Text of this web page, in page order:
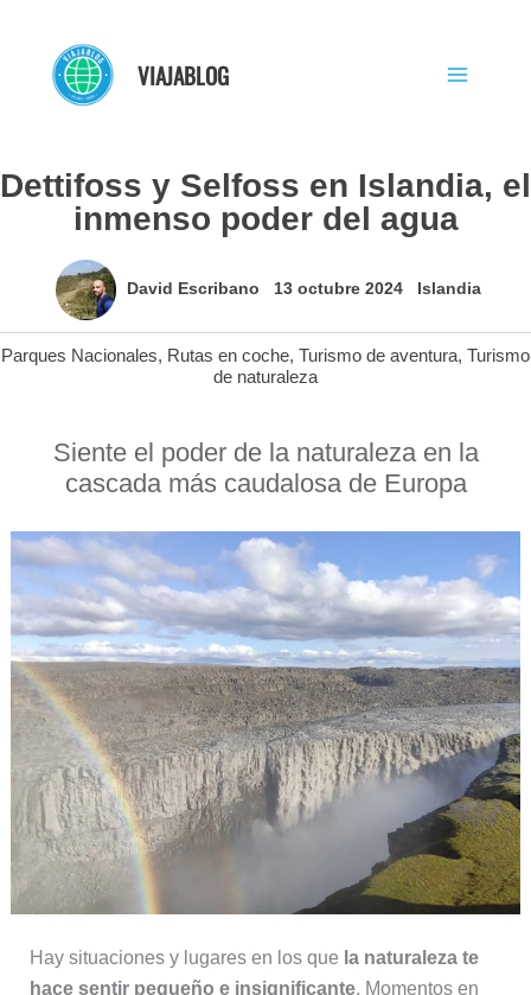
contenido
VIAJABLOG
Dettifoss y Selfoss en Islandia, el
inmenso poder del agua
David Escribano 13 octubre 2024 Islandia
Parques Nacionales, Rutas en coche, Turismo de aventura, Turismo
de naturaleza
Siente el poder de la naturaleza en la
cascada más caudalosa de Europa
Hay situaciones y lugares en los que la naturaleza te
hace sentir pequeño e insignificante. Momentos en